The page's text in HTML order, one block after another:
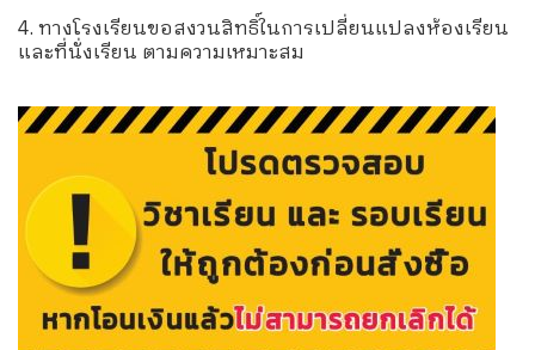
4. ทางโรงเรียนขอสงวนสิทธิ์ในการเปลี่ยนแปลงห้องเรียน
และที่นั่งเรียน ตามความเหมาะสม